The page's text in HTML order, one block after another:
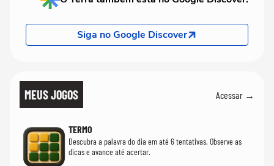
Siga no Google Discover
MEUS JOGOS Acessar →
TERMO
Descubra a palavra do dia em até 6 tentativas. Observe as
dicas e avance até acertar.